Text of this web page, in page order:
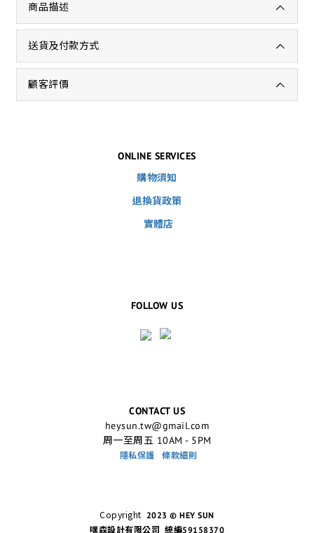
商品描述
送貨及付款方式
顧客評價
ONLINE SERVICES
購物須知
退換貨政策
實體店
FOLLOW US
CONTACT US
heysun.tw@gmail.com
周一至周五 10AM - 5PM
隱私保護 條款細則
Copyright 2023 © HEY SUN
嘿森設計有限公司 統編59158370